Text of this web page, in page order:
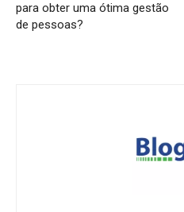
para obter uma ótima gestão
de pessoas?